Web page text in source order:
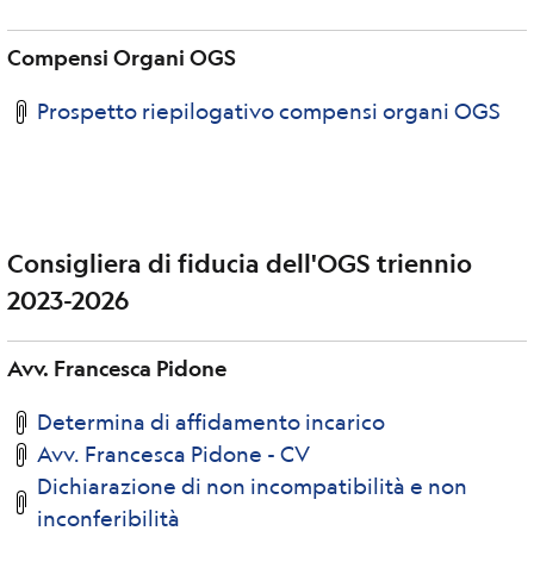
Compensi Organi OGS
Prospetto riepilogativo compensi organi OGS
Consigliera di fiducia dell'OGS triennio
2023-2026
Avv. Francesca Pidone
Determina di affidamento incarico
Avv. Francesca Pidone - CV
Dichiarazione di non incompatibilità e non
inconferibilità